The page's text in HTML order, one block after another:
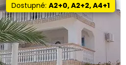
Dostupné:A2+0, A2+2, A4+1